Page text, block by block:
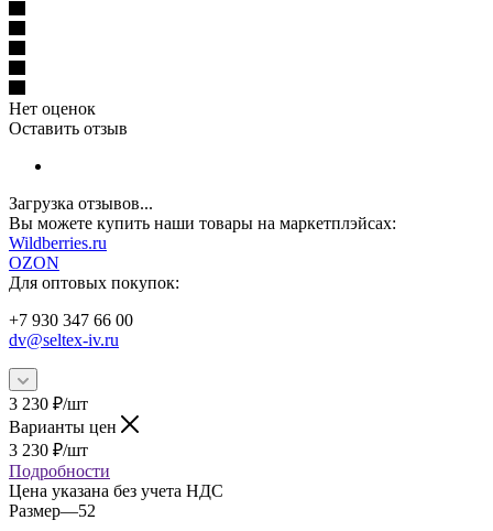
Нет оценок
Оставить отзыв
Загрузка отзывов...
Вы можете купить наши товары на маркетплэйсах:
Wildberries.ru
OZON
Для оптовых покупок:
+7 930 347 66 00
dv@seltex-iv.ru
3 230 ₽/шт
Варианты цен
3 230 ₽/шт
Подробности
Цена указана без учета НДС
Размер—52